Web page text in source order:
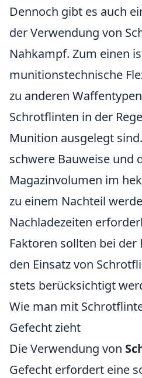
Dennoch gibt es auch
der Verwendung von
Nahkampf. Zum einen
munitionstechnische
zu anderen
Schrotflinten in der
Munition ausgelegt
schwere Bauweise und
Magazinvolumen im
zu einem Nachteil
Nachladezeiten
Faktoren sollten bei
den Einsatz von
stets berücksichtigt
Wie man mit
Gefecht zieht
Die Verwendung von
Gefecht erfordert eine